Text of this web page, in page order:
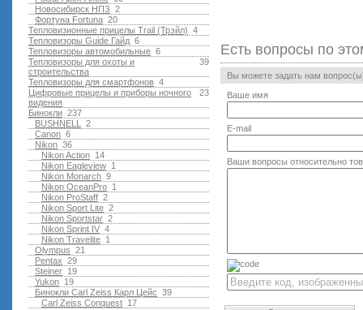
2
Новосибирск НПЗ
20
Фортуна Fortuna
4
Тепловизионные прицелы Trail (Трэйл)
6
Тепловизоры Guide Гайд
6
Тепловизоры автомобильные
39
Тепловизоры для охоты и
строительства
4
Тепловизоры для смартфонов
23
Цифровые прицелы и приборы ночного
видения
237
Бинокли
2
BUSHNELL
6
Canon
36
Nikon
14
Nikon Action
1
Nikon Eagleview
9
Nikon Monarch
1
Nikon OceanPro
2
Nikon ProStaff
2
Nikon Sport Lite
2
Nikon Sportstar
4
Nikon Sprint IV
1
Nikon Travelite
21
Olympus
29
Pentax
19
Steiner
19
Yukon
39
Бинокли Carl Zeiss Карл Цейс
17
Carl Zeiss Conquest
Есть вопросы по
Вы можете задать нам
Ваше имя
E-mail
Ваши вопросы относительно